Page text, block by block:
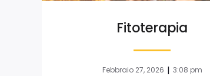
Fitoterapia
Febbraio 27, 2026 | 3:08 pm